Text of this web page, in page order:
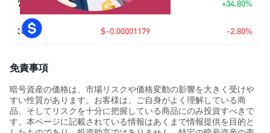
7日 +$0.00010565 +34.80%
30日 $-0.00001179 -2.80%
免責事項
暗号資産の価格は、市場リスクや価格変動の影響を大きく受けや
すい性質があります。お客様は、ご自身がよく理解している商
品、そしてリスクを十分に把握している商品にのみ投資すべきで
す。本ページに記載されている情報はあくまで情報提供を目的と